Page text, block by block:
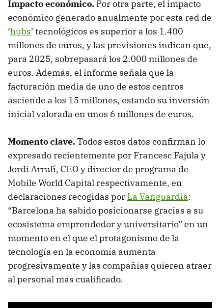
Impacto económico. Por otra parte, el impacto
económico generado anualmente por esta red de
‘hubs’ tecnológicos es superior a los 1.400
millones de euros, y las previsiones indican que,
para 2025, sobrepasará los 2.000 millones de
euros. Además, el informe señala que la
facturación media de uno de estos centros
asciende a los 15 millones, estando su inversión
inicial valorada en unos 6 millones de euros.
Momento clave.Todos estos datos confirman lo
expresado recientemente por Francesc Fajula y
Jordi Arrufí, CEO y director de programa de
Mobile World Capital respectivamente, en
declaraciones recogidas por La Vanguardia:
“Barcelona ha sabido posicionarse gracias a su
ecosistema emprendedor y universitario” en un
momento en el que el protagonismo de la
tecnología en la economía aumenta
progresivamente y las compañías quieren atraer
al personal más cualificado.